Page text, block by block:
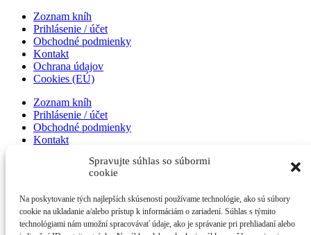
Spravujte súhlas so súbormi
cookie
Na poskytovanie tých najlepších skúseností používame technológie, ako sú súbory
cookie na ukladanie a/alebo prístup k informáciám o zariadení. Súhlas s týmito
technológiami nám umožní spracovávať údaje, ako je správanie pri prehliadaní alebo
Zoznam kníh
Prihlásenie / účet
Obchodné podmienky
Kontakt
Ochrana údajov
Cookies (EÚ)
Zoznam kníh
Prihlásenie / účet
Obchodné podmienky
Kontakt
Cookies (EÚ)
Prihlásenie / účet
Obchodné podmienky
Kontakt